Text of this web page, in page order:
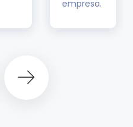
empresa.